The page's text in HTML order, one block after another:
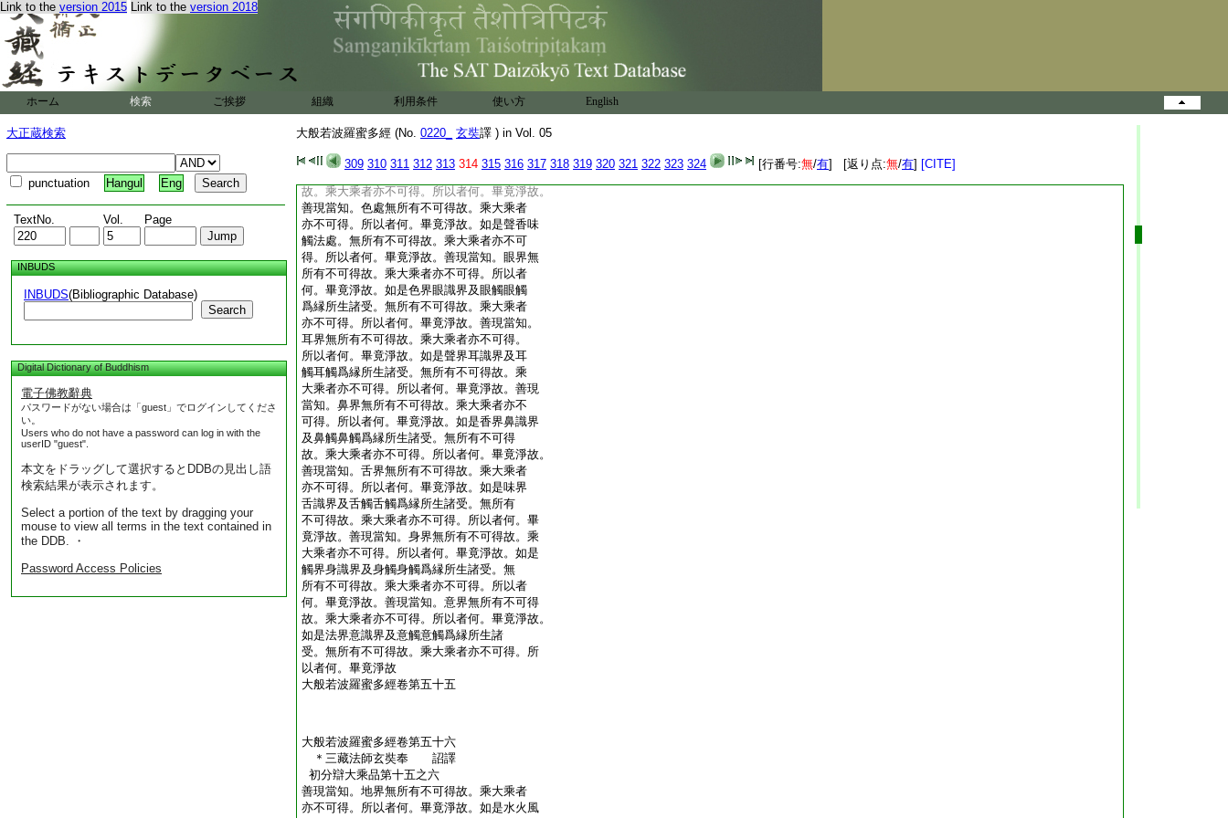
Link to the version 2015 Link to the version 2018
ホーム 検索 ご挨拶 組織 利用条件 使い方 English
大正蔵検索
punctuation Hangul Eng
TextNo. Vol. Page
INBUDS
INBUDS(Bibliographic Database)
Search
Digital Dictionary of Buddhism
電子佛教辭典
パスワードがない場合は「guest」でログインしてくださ
い。
Users who do not have a password can log in with the
userID "guest".
本文をドラッグして選択するとDDBの見出し語
検索結果が表示されます。
Select a portion of the text by dragging your
mouse to view all terms in the text contained in
the DDB. ・
Password Access Policies
大般若波羅蜜多經 (No. 0220_ 玄奘譯 ) in Vol. 05
309 310 311 312 313 314 315 316 317 318 319 320 321 322 323 324 [行番号:無/有] [返り点:無/有] [CITE]
如是法界。法性。不虚妄性。不變異性。平等
性。離生性。不思議界。虚空界。斷界。離界。滅
界。無性界。無相界。無作界。無爲界。安隱界。
寂靜界。法定。法住。本無。實際。無所有不
可得故。乘大乘者亦不可得。所以者何。畢竟
淨故。善現當知。色無所有不可得故。乘大乘
者亦不可得。所以者何。畢竟淨故。如是受想
行識無所有不可得故。乘大乘者亦不可得。
所以者何。畢竟淨故。善現當知。眼處無所有
不可得故。乘大乘者亦不可得。所以者何。畢
故。乘大乘者亦不可得。所以者何。畢竟淨故。
善現當知。色處無所有不可得故。乘大乘者
亦不可得。所以者何。畢竟淨故。如是聲香味
觸法處。無所有不可得故。乘大乘者亦不可
得。所以者何。畢竟淨故。善現當知。眼界無
所有不可得故。乘大乘者亦不可得。所以者
何。畢竟淨故。如是色界眼識界及眼觸眼觸
爲縁所生諸受。無所有不可得故。乘大乘者
亦不可得。所以者何。畢竟淨故。善現當知。
耳界無所有不可得故。乘大乘者亦不可得。
所以者何。畢竟淨故。如是聲界耳識界及耳
觸耳觸爲縁所生諸受。無所有不可得故。乘
大乘者亦不可得。所以者何。畢竟淨故。善現
當知。鼻界無所有不可得故。乘大乘者亦不
可得。所以者何。畢竟淨故。如是香界鼻識界
及鼻觸鼻觸爲縁所生諸受。無所有不可得
故。乘大乘者亦不可得。所以者何。畢竟淨故。
善現當知。舌界無所有不可得故。乘大乘者
亦不可得。所以者何。畢竟淨故。如是味界
舌識界及舌觸舌觸爲縁所生諸受。無所有
不可得故。乘大乘者亦不可得。所以者何。畢
竟淨故。善現當知。身界無所有不可得故。乘
大乘者亦不可得。所以者何。畢竟淨故。如是
觸界身識界及身觸身觸爲縁所生諸受。無
所有不可得故。乘大乘者亦不可得。所以者
何。畢竟淨故。善現當知。意界無所有不可得
故。乘大乘者亦不可得。所以者何。畢竟淨故。
如是法界意識界及意觸意觸爲縁所生諸
受。無所有不可得故。乘大乘者亦不可得。所
以者何。畢竟淨故
大般若波羅蜜多經卷第五十五
大般若波羅蜜多經卷第五十六
＊三藏法師玄奘奉 詔譯
初分辯大乘品第十五之六
善現當知。地界無所有不可得故。乘大乘者
亦不可得。所以者何。畢竟淨故。如是水火風